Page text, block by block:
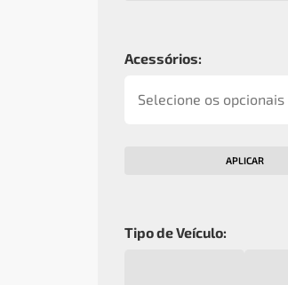
Acessórios:
APLICAR
Tipo de Veículo: